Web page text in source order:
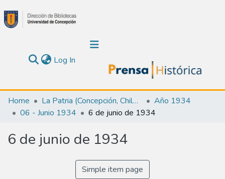
Log In(current)
Communities & Collections
Calendar
Home La Patria (Concepción, Chile : 1923)
Año 1934
06 - Junio 1934
6 de junio de 1934
6 de junio de 1934
Simple item page